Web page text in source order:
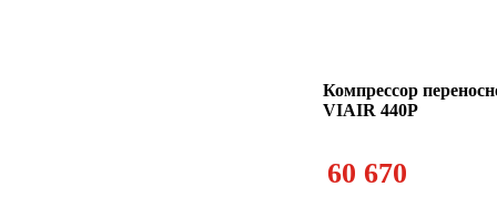
Компрессор
VIAIR 440P
60 670